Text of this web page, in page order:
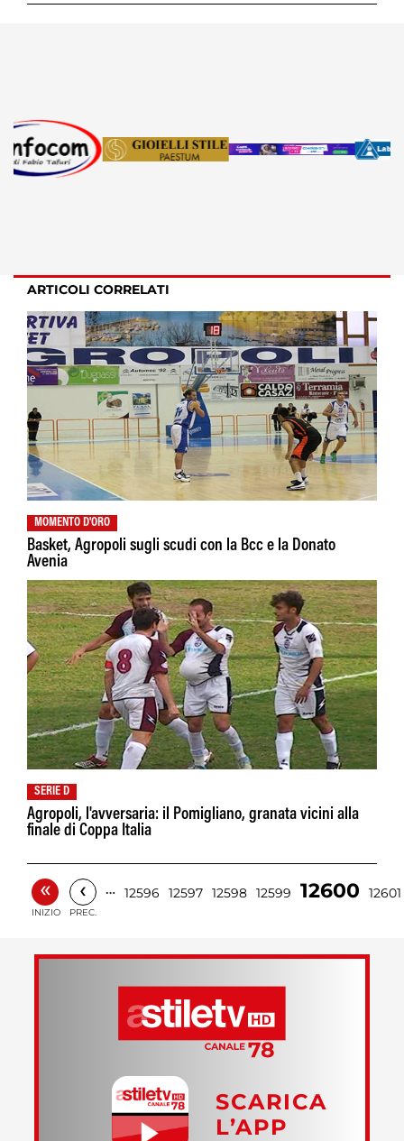
ARTICOLI CORRELATI
MOMENTO D'ORO
Basket, Agropoli sugli scudi con la Bcc e la Donato
Avenia
SERIE D
Agropoli, l'avversaria: il Pomigliano, granata vicini alla
finale di Coppa Italia
«
INIZIO
‹
PREC.
… 12596 12597 12598 12599 12600 12601
SCARICA
L’APP